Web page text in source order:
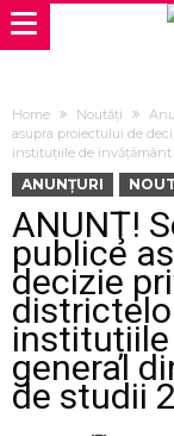
Home Noutăți
asupra proiectului de
instituțiile de învățământ
ANUNȚURI
ANUNŢ!
publice
decizie
general
de studii